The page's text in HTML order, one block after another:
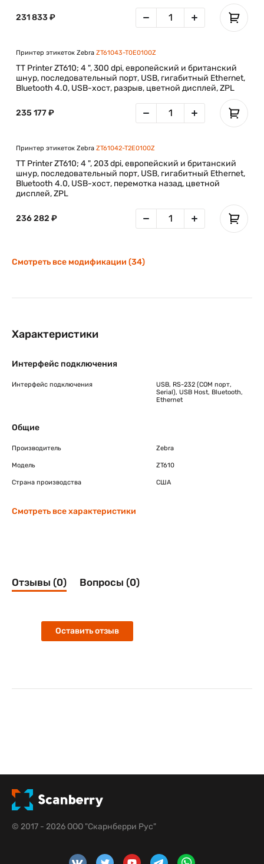
231 833 ₽
Принтер этикеток Zebra ZT61043-T0E0100Z
TT Printer ZT610; 4 ", 300 dpi, европейский и британский
шнур, последовательный порт, USB, гигабитный Ethernet,
Bluetooth 4.0, USB-хост, разрыв, цветной дисплей, ZPL
235 177 ₽
Принтер этикеток Zebra ZT61042-T2E0100Z
TT Printer ZT610; 4 ", 203 dpi, европейский и британский
шнур, последовательный порт, USB, гигабитный Ethernet,
Bluetooth 4.0, USB-хост, перемотка назад, цветной
дисплей, ZPL
236 282 ₽
Смотреть все модификации (34)
Характеристики
Интерфейс подключения
Интерфейс подключения
USB, RS-232 (COM порт,
Serial), USB Host, Bluetooth,
Ethernet
Общие
Производитель Zebra
Модель ZT610
Страна производства США
Смотреть все характеристики
Отзывы (0) Вопросы (0)
Оставить отзыв
© 2017 - 2026 ООО "Скарнберри Рус"